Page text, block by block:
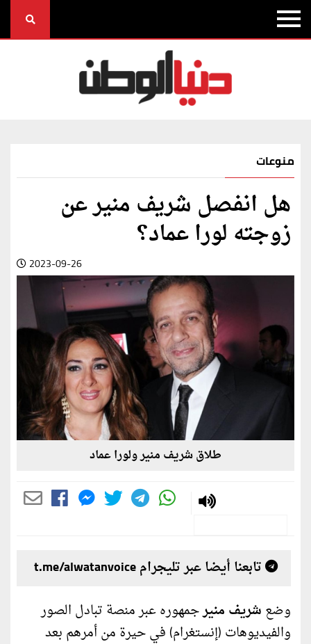
منوعات
هل انفصل شريف منير عن
زوجته لورا عماد؟
2023-09-26
طلاق شريف منير ولورا عماد
تابعنا أيضا عبر تليجرام t.me/alwatanvoice
وضع شريف منيرجمهوره عبر منصة تبادل الصور
والفيديوهات (إنستغرام) في حيرة من أمرهم بعد